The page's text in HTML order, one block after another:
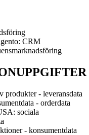
CRM
produkter - leveransdata
- orderdata
sociala
- konsumentdata